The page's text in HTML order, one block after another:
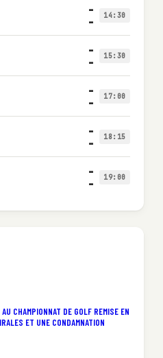
–
–
14:30
–
–
15:30
–
–
17:00
–
–
18:15
–
–
19:00
CHAMPIONNAT DE GOLF REMISE EN
ET UNE CONDAMNATION